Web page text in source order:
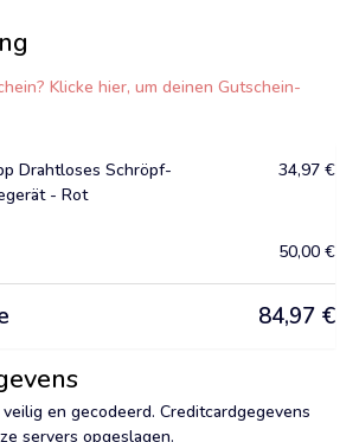
Klicke hier, um deinen Gutschein-
Drahtloses Schröpf-
- Rot
34,97 €
50,00 €
84,97 €
en gecodeerd. Creditcardgegevens
servers opgeslagen.